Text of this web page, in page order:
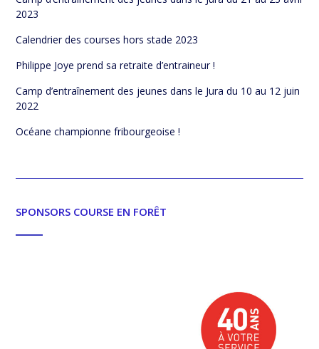
2023
Calendrier des courses hors stade 2023
Philippe Joye prend sa retraite d’entraineur !
Camp d’entraînement des jeunes dans le Jura du 10 au 12 juin
2022
Océane championne fribourgeoise !
SPONSORS COURSE EN FORÊT